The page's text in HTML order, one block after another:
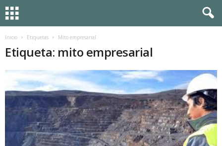
Inicio Etiquetas Mito empresarial
Etiqueta: mito empresarial